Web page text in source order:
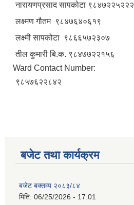
नारायणप्रसाद सापकोटा ९८४७२२५२२२
लक्ष्मण गौतम ९८४७६४०६१९
लक्ष्मी सापकोटा ९८६६५७२३०७
तील कुमारी बि.क. ९८४७७२२१५६
Ward Contact Number:
९८५७६२२८४२
बजेट तथा कार्यक्रम
बजेट बक्तव्य २०८३/८४
मिति: 06/25/2026 - 17:01